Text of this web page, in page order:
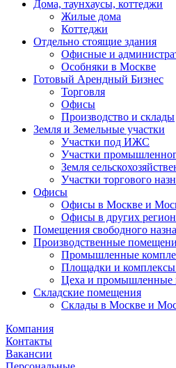
Дома, таунхаусы, коттеджи
Жилые дома
Коттеджи
Отдельно стоящие здания
Офисные и
Особняки в Москве
Готовый Арендный Бизнес
Торговля
Офисы
Производство и склады
Земля и Земельные участки
Участки под ИЖС
Участки
Земля
Участки торгового
Офисы
Офисы в Москве и
Офисы в других
Помещения свободного
Производственные
Промышленные
Площадки и
Цеха и промышленные
Складские помещения
Склады в Москве и
Компания
Контакты
Вакансии